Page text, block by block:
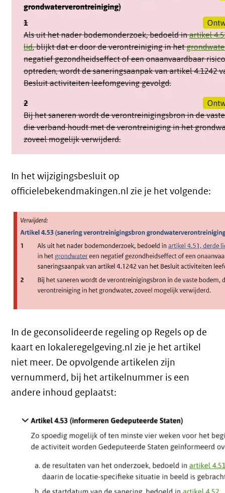
In het wijzigingsbesluit op
officielebekendmakingen.nl zie je het volgende:
In de geconsolideerde regeling op Regels op de
kaart en lokaleregelgeving.nl zie je het artikel
niet meer. De opvolgende artikelen zijn
vernummerd, bij het artikelnummer is een
andere inhoud geplaatst: